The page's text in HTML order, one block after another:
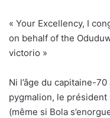
« Your Excellency, I
on behalf of the
victorio »
Ni l’âge du capitaine-
pygmalion, le
(même si Bola